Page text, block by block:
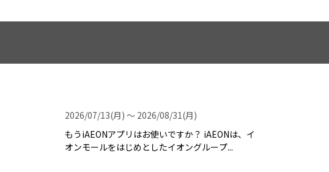
2026/07/13(月) 〜 2026/08/31(月)
もうiAEONアプリはお使いですか？ iAEONは、イ
オンモールをはじめとしたイオングループ...